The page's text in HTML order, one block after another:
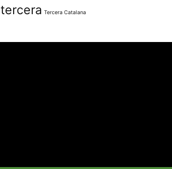
tercera Tercera Catalana